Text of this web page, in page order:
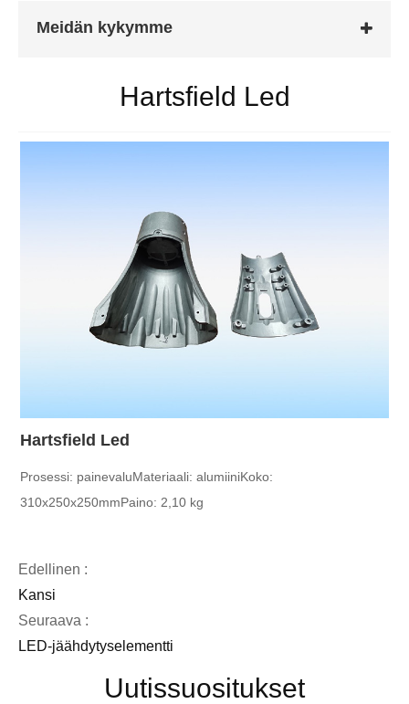
Meidän kykymme
Hartsfield Led
Hartsfield Led
Prosessi: painevaluMateriaali: alumiiniKoko:
310x250x250mmPaino: 2,10 kg
Edellinen :
Kansi
Seuraava :
LED-jäähdytyselementti
Uutissuositukset